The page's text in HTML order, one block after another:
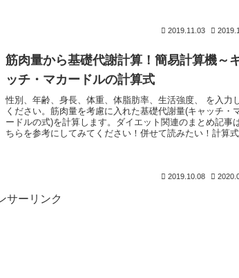
2019.11.03
筋肉量から基礎代謝計算！簡易計算機～
ッチ・マカードルの計算式
性別、年齢、身長、体重、体脂肪率、生活強度、 を入力
ください。筋肉量を考慮に入れた基礎代謝量(キャッチ・
ードルの式)を計算します。ダイエット関連のまとめ記事
ちらを参考にしてみてください！併せて読みたい！計算式
2019.10.08
サーリンク